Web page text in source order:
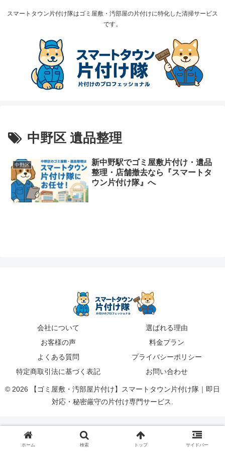
スマートタウン片付け隊はゴミ屋敷・汚部屋の片付けに特化した清掃サービス
です。
中野区 遺品整理
中野区
新中野駅でゴミ屋敷片付け・遺品
整理・店舗撤去なら『スマートタ
ウン片付け隊』へ
会社について
選ばれる理由
お客様の声
料金プラン
よくある質問
プライバシーポリシー
特定商取引法に基づく表記
お問い合わせ
© 2026 【ゴミ屋敷・汚部屋片付け】スマートタウン片付け隊｜即日
対応・秘密厳守の片付け専門サービス.
ホーム 検索 トップ サイドバー